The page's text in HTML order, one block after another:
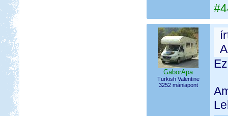
GaborApa
Turkish Valentine
3252 mániapont